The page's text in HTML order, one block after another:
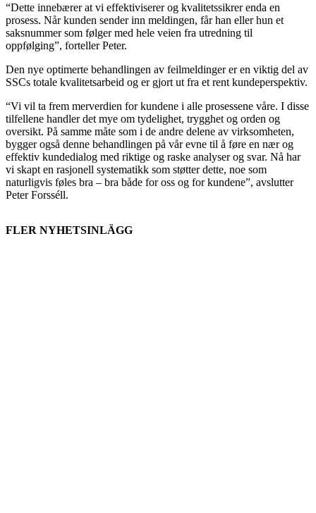
“Dette innebærer at vi effektiviserer og kvalitetssikrer enda en
prosess. Når kunden sender inn meldingen, får han eller hun et
saksnummer som følger med hele veien fra utredning til
oppfølging”, forteller Peter.
Den nye optimerte behandlingen av feilmeldinger er en viktig del av
SSCs totale kvalitetsarbeid og er gjort ut fra et rent kundeperspektiv.
“Vi vil ta frem merverdien for kundene i alle prosessene våre. I disse
tilfellene handler det mye om tydelighet, trygghet og orden og
oversikt. På samme måte som i de andre delene av virksomheten,
bygger også denne behandlingen på vår evne til å føre en nær og
effektiv kundedialog med riktige og raske analyser og svar. Nå har
vi skapt en rasjonell systematikk som støtter dette, noe som
naturligvis føles bra – bra både for oss og for kundene”, avslutter
Peter Forsséll.
FLER NYHETSINLÄGG